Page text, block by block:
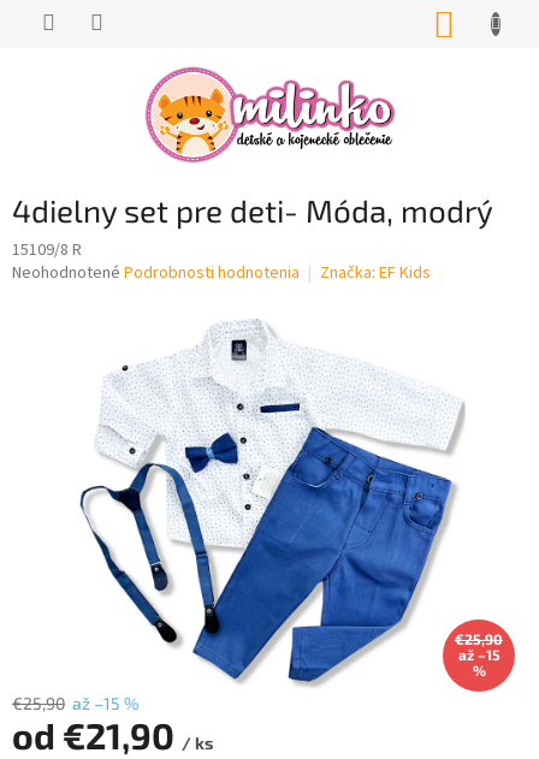
4dielny set pre deti- Móda, modrý
15109/8 R
Priemerné
hviezdičiek.
Neohodnotené Podrobnosti hodnotenia Značka: EF Kids
€25,90
až –15
%
€25,90 až –15 %
od €21,90 / ks